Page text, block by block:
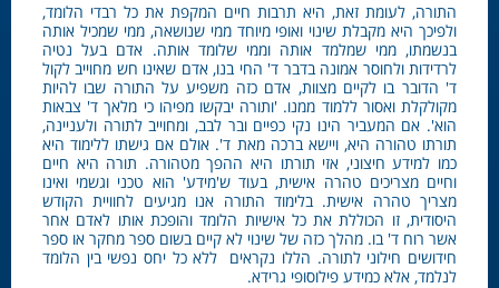
התורה, לעומת זאת, היא תרבות חיים המקפת את כל רבדי הלומד,
ולפיכך היא מקבלת שינוי ואופי מיוחד ממי שנושאה, ממי שמכיל אותה
בנשמתו, ממי שמלמד אותה וממי שלומד אותה. אדם בעל נטיה
לרדידות ולחוסר אמונה בדבר ד' החי בנו, אדם שאינו חש מחוייב לקול
ד' הדובר בו לקיים מצוות, אדם כזה משפיע על התורה שבו להיות
מקולקלת ואסור ללמוד ממנו. 'ותורה יבקשו מפיהו כי מלאך ד' צבאות
הוא'. אם המעביר הינו נקי כפיים ובר לבב, ומחוייב לתורה ולעניינה,
תורתו טהורה היא, ויישא ברכה מאת ד'. אולם אם גישתו ללימוד היא
כמו למידע חיצוני, אזי תורתו היא ההפך מטהורה. תורה היא חיים
וחיים מצריכים טהרה אישית, בעוד ש'מידע' הוא טכני וגשמי ואינו
מצריך טהרה אישית. בלימוד התורה אנו מגיעים לחוויית הקודש
היסודית, זו הכוללת את כל אישיות הלומד והופכת אותו לאדם אחר
אשר רוח ד' בו. מהלך כזה של שינוי לא קיים בשום ספר מחקר או ספר
חידושים חילוני לתורה. הללו נקראים ללא כל יחס נפשי בין הלומד
לנלמד, אלא כמידע פילוסופי גרידא.